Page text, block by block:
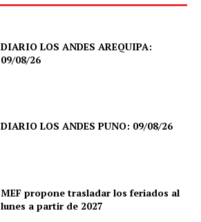
DIARIO LOS ANDES AREQUIPA:
09/08/26
DIARIO LOS ANDES PUNO: 09/08/26
MEF propone trasladar los feriados al
lunes a partir de 2027